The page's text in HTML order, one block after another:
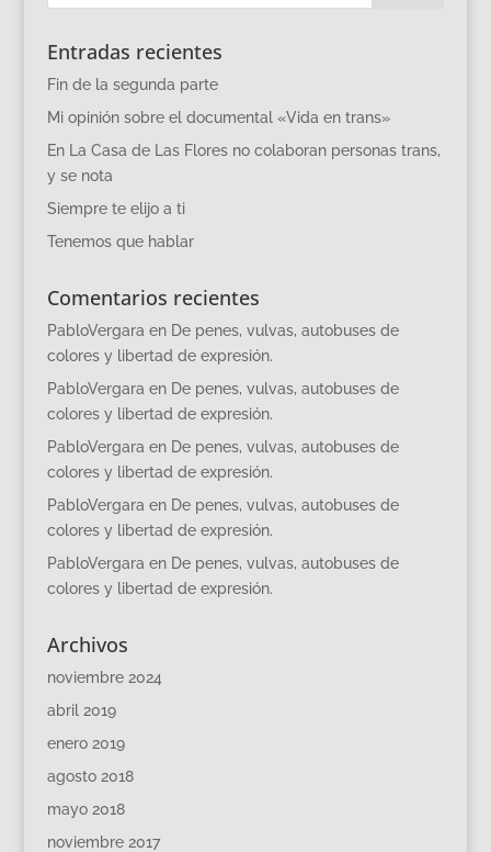
Entradas recientes
Fin de la segunda parte
Mi opinión sobre el documental «Vida en trans»
En La Casa de Las Flores no colaboran personas trans,
y se nota
Siempre te elijo a ti
Tenemos que hablar
Comentarios recientes
PabloVergara en De penes, vulvas, autobuses de
colores y libertad de expresión.
PabloVergara en De penes, vulvas, autobuses de
colores y libertad de expresión.
PabloVergara en De penes, vulvas, autobuses de
colores y libertad de expresión.
PabloVergara en De penes, vulvas, autobuses de
colores y libertad de expresión.
PabloVergara en De penes, vulvas, autobuses de
colores y libertad de expresión.
Archivos
noviembre 2024
abril 2019
enero 2019
agosto 2018
mayo 2018
noviembre 2017